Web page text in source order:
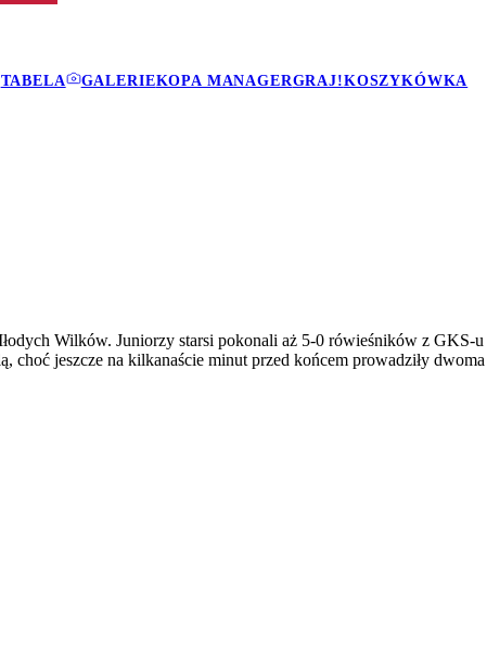
TABELA GALERIEKOPA MANAGERGRAJ!KOSZYKÓWKA
Wilków. Juniorzy starsi pokonali aż 5-0 rówieśników z
choć jeszcze na kilkanaście minut przed końcem prowadziły